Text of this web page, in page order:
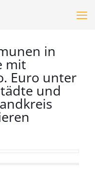
in
mit
Euro unter
und